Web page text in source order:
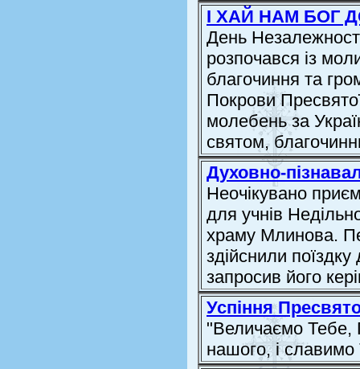
І ХАЙ НАМ БОГ
День
розпочався із
благочиння та
Покрови
молебень за
святом,
Духовно-
Неочікувано
для учнів
храму Млинова.
здійснили поїздку
запросив його
Успіння
"Величаємо Тебе,
нашого, і